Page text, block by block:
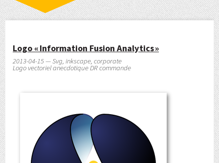
Logo « Information Fusion Analytics »
2013-04-15 — Svg, inkscape, corporate
Logo vectoriel anecdotique DR commande